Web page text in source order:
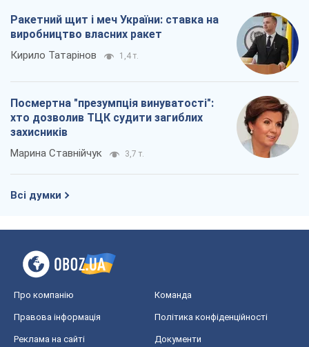
Ракетний щит і меч України: ставка на
виробництво власних ракет
Кирило Татарінов 1,4 т.
Посмертна "презумпція винуватості":
хто дозволив ТЦК судити загиблих
захисників
Марина Ставнійчук 3,7 т.
Всі думки
Про компанію Команда
Правова інформація Політика конфіденційності
Реклама на сайті Документи